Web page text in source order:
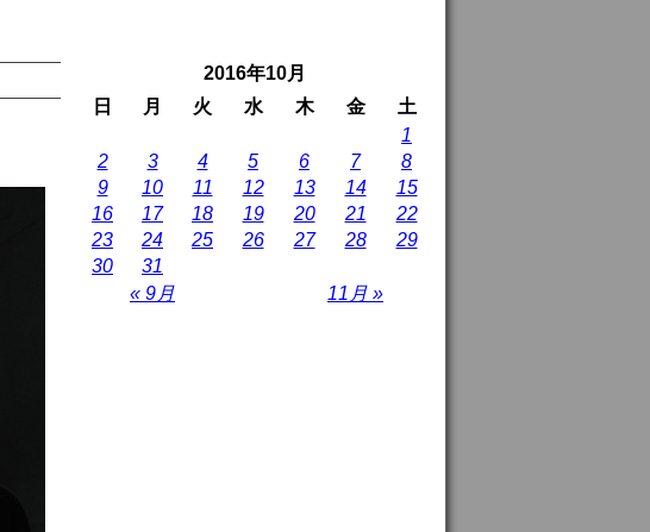
2016年10月
日
月 火 水 木 金 土
« 9月 11月 »
1
2
3 4 5 6 7
8
9
10 11 12 13 14
15
16
17 18 19 20 21
22
23
24 25 26 27 28
29
30
31